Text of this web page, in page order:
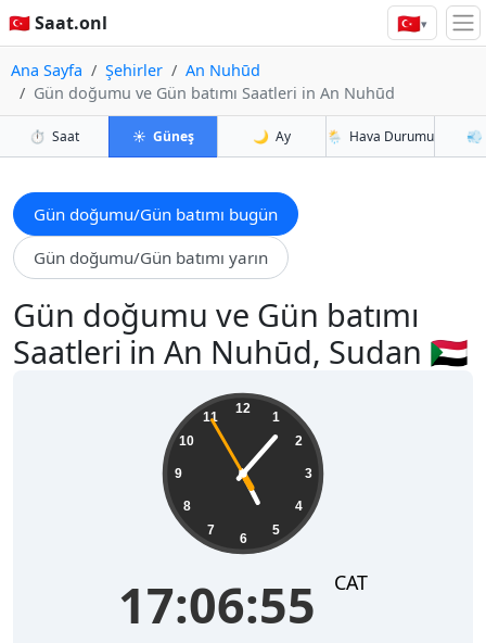
🇹🇷 Saat.onl 🇹🇷▾
Ana Sayfa Şehirler
An Nuhūd
Gün doğumu ve Gün batımı Saatleri in An Nuhūd
⏱️ Saat ☀️ Güneş 🌙 Ay 🌦️ Hava Durumu 💨
Gün doğumu/Gün batımı bugün
Gün doğumu/Gün batımı yarın
Gün doğumu ve Gün batımı
Saatleri in An Nuhūd, Sudan 🇸🇩
12
1
2
3
4
5
6
7
8
9
10
11
17:06:56 CAT